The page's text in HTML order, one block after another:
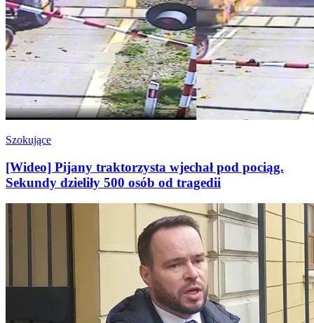
Szokujące
[Wideo] Pijany traktorzysta wjechał pod pociąg.
Sekundy dzieliły 500 osób od tragedii